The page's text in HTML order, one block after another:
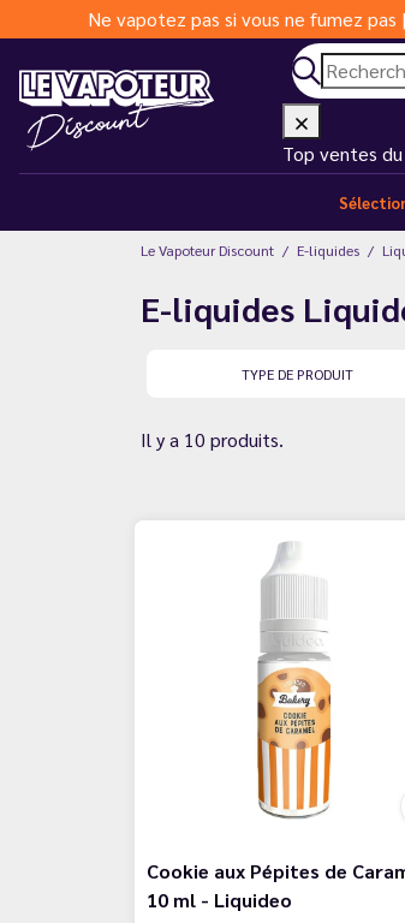
Ne vapotez pas si vous ne fumez
Top ventes
Le Vapoteur Discount E-liquides
E-liquides
TYPE DE PRODUIT
Il y a 10 produits.
Cookie aux Pépites de
10 ml - Liquideo